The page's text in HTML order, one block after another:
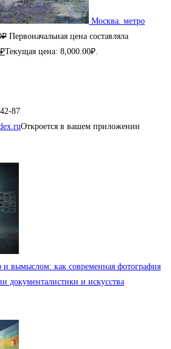
Москва. метро
₽ Первоначальная цена составляла
₽Текущая цена: 8,000.00₽.
87
Откроется в вашем приложении
вымыслом: как современная фотография
документалистики и искусства